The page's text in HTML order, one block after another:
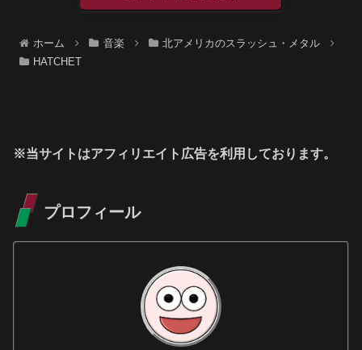
ホーム 音楽
北アメリカのスラッシュ・メタル
HATCHET
※当サイトはアフィリエイト広告を利用しております。
プロフィール